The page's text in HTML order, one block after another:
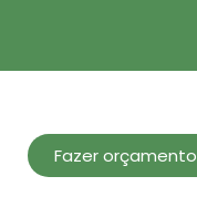
Fazer orçamento